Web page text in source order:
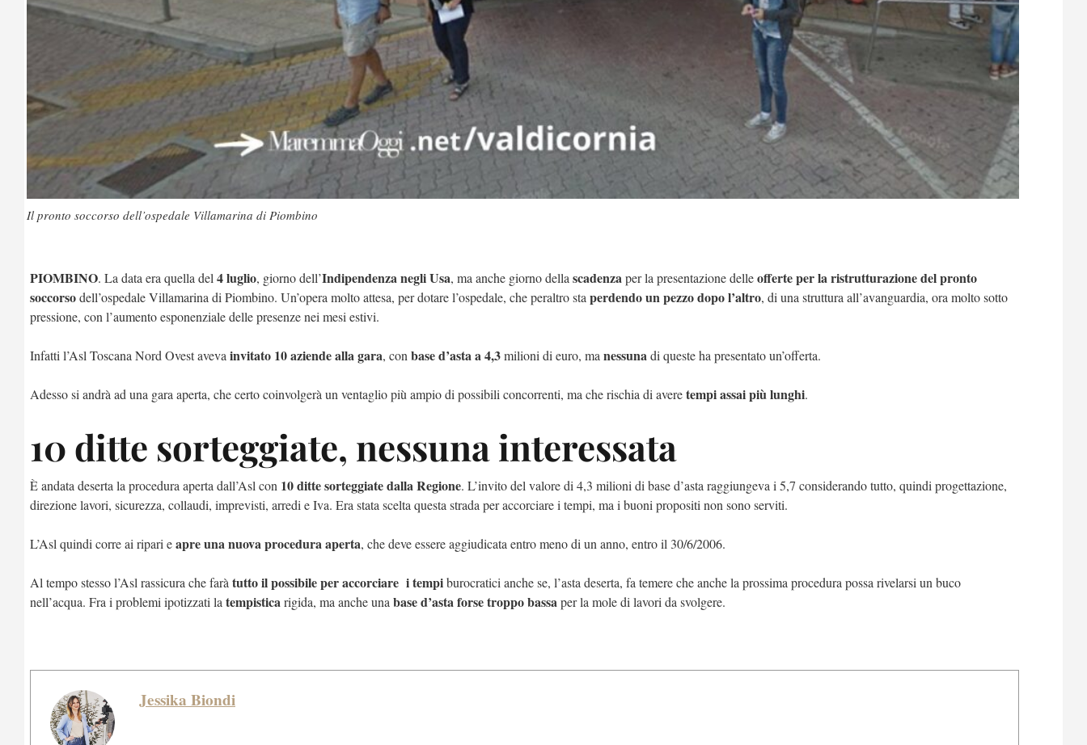
Il pronto soccorso dell’ospedale Villamarina di Piombino
PIOMBINO. La data era quella del 4 luglio, giorno dell’Indipendenza negli Usa, ma anche giorno della scadenzaper la presentazione delleofferte per la ristrutturazione del pronto
soccorsodell’ospedale Villamarina di Piombino. Un’opera molto attesa, per dotare l’ospedale, che peraltro sta perdendo un pezzo dopo l’altro, di una struttura all’avanguardia, ora molto sotto
pressione, con l’aumento esponenziale delle presenze nei mesi estivi.
Infatti l’Asl Toscana Nord Ovest aveva invitato 10 aziende alla gara, con base d’asta a 4,3milioni di euro, ma nessunadi queste ha presentato un’offerta.
Adesso si andrà ad una gara aperta, che certo coinvolgerà un ventaglio più ampio di possibili concorrenti, ma che rischia di averetempi assai più lunghi.
10 ditte sorteggiate, nessuna interessata
È andata deserta la procedura aperta dall’Asl con 10 ditte sorteggiate dalla Regione. L’invito del valore di 4,3 milioni di base d’asta raggiungeva i 5,7 considerando tutto, quindi progettazione,
direzione lavori, sicurezza, collaudi, imprevisti, arredi e Iva. Era stata scelta questa strada per accorciare i tempi, ma i buoni propositi non sono serviti.
L’Asl quindi corre ai ripari eapre una nuova procedura aperta, che deve essere aggiudicata entro meno di un anno, entro il 30/6/2006.
Al tempo stesso l’Asl rassicura che farà tutto il possibile per accorciare i tempiburocratici anche se, l’asta deserta, fa temere che anche la prossima procedura possa rivelarsi un buco
nell’acqua. Fra i problemi ipotizzati la tempisticarigida, ma anche una base d’asta forse troppo bassaper la mole di lavori da svolgere.
Jessika Biondi